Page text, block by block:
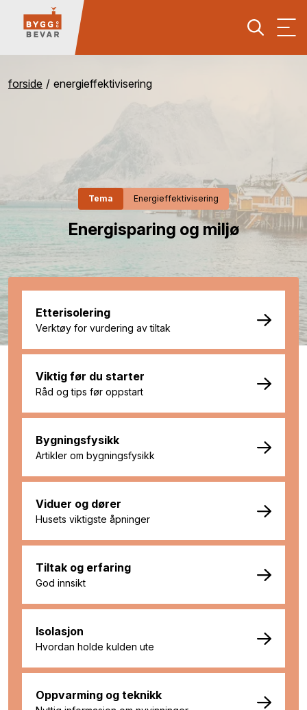
forside energieffektivisering
Tema Energieffektivisering
Energisparing og miljø
Etterisolering
Verktøy for vurdering av tiltak
Viktig før du starter
Råd og tips før oppstart
Bygningsfysikk
Artikler om bygningsfysikk
Viduer og dører
Husets viktigste åpninger
Tiltak og erfaring
God innsikt
Isolasjon
Hvordan holde kulden ute
Oppvarming og teknikk